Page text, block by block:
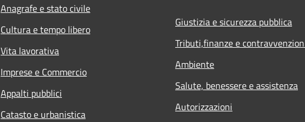
Anagrafe e stato civile
Cultura e tempo libero
Vita lavorativa
Imprese e Commercio
Appalti pubblici
Catasto e urbanistica
Giustizia e sicurezza pubblica
Tributi,finanze e
Ambiente
Salute, benessere e assistenza
Autorizzazioni